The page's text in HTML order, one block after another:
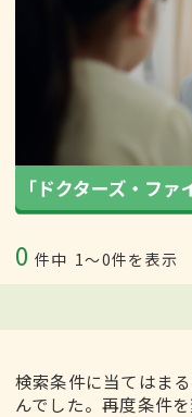
0 件中 1〜0件を表示
検索条件に当てはま
んでした。再度条件